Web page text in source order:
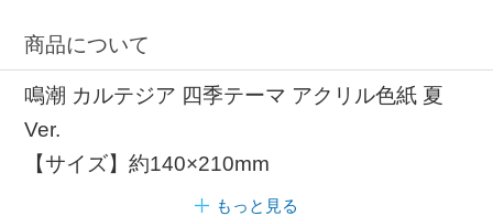
商品について
鳴潮 カルテジア 四季テーマ アクリル色紙 夏
Ver.
【サイズ】約140×210mm
もっと見る